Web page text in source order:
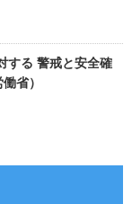
する 警戒と安全確
省）